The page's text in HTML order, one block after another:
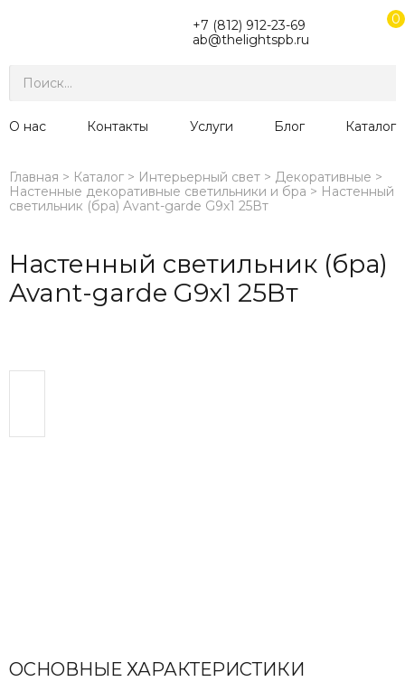
+7 (812) 912-23-69
ab@thelightspb.ru
0
О нас Контакты Услуги Блог Каталог
Главная Каталог Интерьерный свет
Декоративные
Настенные декоративные светильники и бра
Настенный
светильник (бра) Avant-garde G9х1 25Вт
Настенный светильник (бра)
Avant-garde G9х1 25Вт
ОСНОВНЫЕ ХАРАКТЕРИСТИКИ